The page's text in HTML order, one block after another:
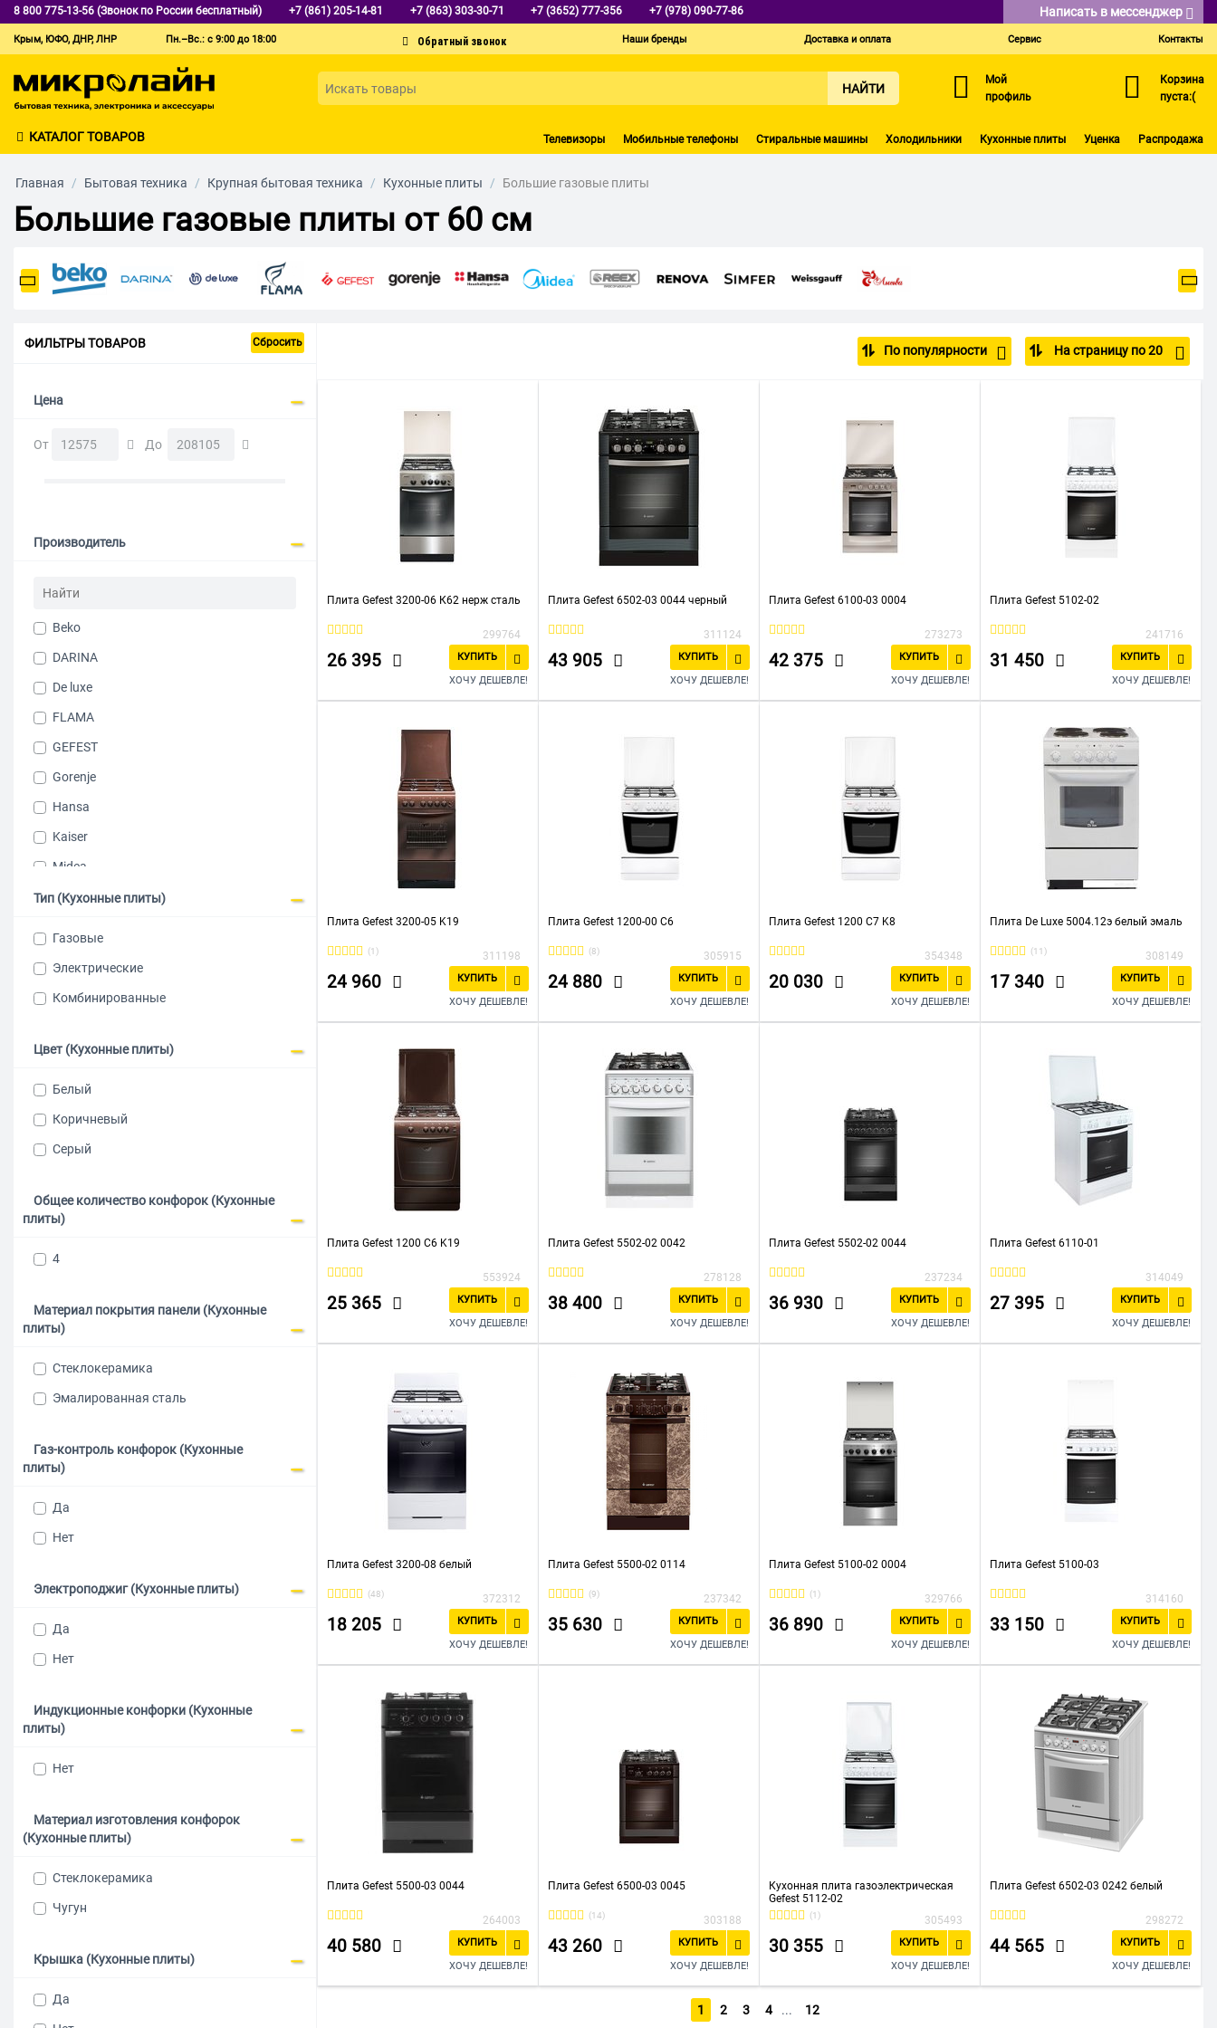
8 800 775-13-56 (Звонок по России бесплатный) +7 (861) 205-14-81 +7 (863) 303-30-71 +7 (3652) 777-356 +7 (978) 090-77-86 Написать в мессенджер
Крым, ЮФО, ДНР, ЛНР Пн.–Вс.: с 9:00 до 18:00 Наши бренды Доставка и оплата Сервис Контакты
НАЙТИ
Мой
профиль
Корзина
пуста:(
КАТАЛОГ ТОВАРОВ Телевизоры Мобильные телефоны Стиральные машины Холодильники Кухонные плиты Уценка Распродажа
Главная / Бытовая техника / Крупная бытовая техника / Кухонные плиты / Большие газовые плиты
Большие газовые плиты от 60 см
ФИЛЬТРЫ ТОВАРОВ Сбросить
Цена
От До
Производитель
Beko
DARINA
De luxe
FLAMA
GEFEST
Gorenje
Hansa
Kaiser
Midea
Reex
Лысьва
Тип (Кухонные плиты)
Газовые
Электрические
Комбинированные
Цвет (Кухонные плиты)
Белый
Коричневый
Серый
Общее количество конфорок (Кухонные
плиты)
4
Материал покрытия панели (Кухонные
плиты)
Стеклокерамика
Эмалированная сталь
Газ-контроль конфорок (Кухонные
плиты)
Да
Нет
Электроподжиг (Кухонные плиты)
Да
Нет
Индукционные конфорки (Кухонные
плиты)
Нет
Материал изготовления конфорок
(Кухонные плиты)
Стеклокерамика
Чугун
Крышка (Кухонные плиты)
Да
По популярности На страницу по 20
Плита Gefest 3200-06 К62 нерж сталь
299764
26 395
КУПИТЬ
ХОЧУ ДЕШЕВЛЕ!
Плита Gefest 6502-03 0044 черный
311124
43 905
КУПИТЬ
ХОЧУ ДЕШЕВЛЕ!
Плита Gefest 6100-03 0004
273273
42 375
КУПИТЬ
ХОЧУ ДЕШЕВЛЕ!
Плита Gefest 5102-02
241716
31 450
КУПИТЬ
ХОЧУ ДЕШЕВЛЕ!
Плита Gefest 3200-05 K19
(1) 311198
24 960
КУПИТЬ
ХОЧУ ДЕШЕВЛЕ!
Плита Gefest 1200-00 С6
(8) 305915
24 880
КУПИТЬ
ХОЧУ ДЕШЕВЛЕ!
Плита Gefest 1200 С7 K8
354348
20 030
КУПИТЬ
ХОЧУ ДЕШЕВЛЕ!
Плита De Luxe 5004.12э белый эмаль
(11) 308149
17 340
КУПИТЬ
ХОЧУ ДЕШЕВЛЕ!
Плита Gefest 1200 С6 K19
553924
25 365
КУПИТЬ
ХОЧУ ДЕШЕВЛЕ!
Плита Gefest 5502-02 0042
278128
38 400
КУПИТЬ
ХОЧУ ДЕШЕВЛЕ!
Плита Gefest 5502-02 0044
237234
36 930
КУПИТЬ
ХОЧУ ДЕШЕВЛЕ!
Плита Gefest 6110-01
314049
27 395
КУПИТЬ
ХОЧУ ДЕШЕВЛЕ!
Плита Gefest 3200-08 белый
(48) 372312
18 205
КУПИТЬ
ХОЧУ ДЕШЕВЛЕ!
Плита Gefest 5500-02 0114
(9) 237342
35 630
КУПИТЬ
ХОЧУ ДЕШЕВЛЕ!
Плита Gefest 5100-02 0004
(1) 329766
36 890
КУПИТЬ
ХОЧУ ДЕШЕВЛЕ!
Плита Gefest 5100-03
314160
33 150
КУПИТЬ
ХОЧУ ДЕШЕВЛЕ!
Плита Gefest 5500-03 0044
264003
40 580
КУПИТЬ
ХОЧУ ДЕШЕВЛЕ!
Плита Gefest 6500-03 0045
(14) 303188
43 260
КУПИТЬ
ХОЧУ ДЕШЕВЛЕ!
Кухонная плита газоэлектрическая
Gefest 5112-02
(1) 305493
30 355
КУПИТЬ
ХОЧУ ДЕШЕВЛЕ!
Плита Gefest 6502-03 0242 белый
298272
44 565
КУПИТЬ
ХОЧУ ДЕШЕВЛЕ!
1 2 3 4 ... 12